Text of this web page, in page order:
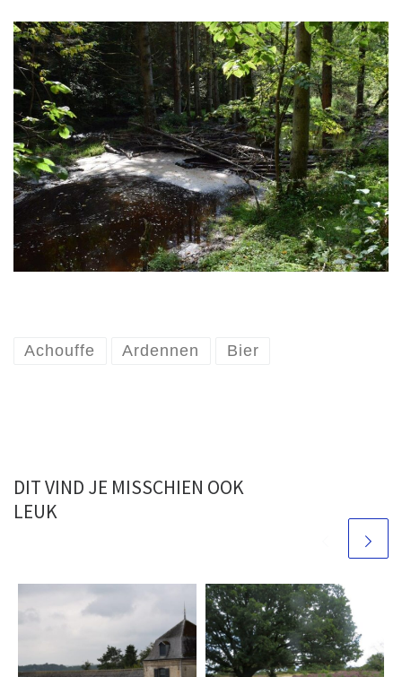
Achouffe Ardennen Bier
DIT VIND JE MISSCHIEN OOK
LEUK